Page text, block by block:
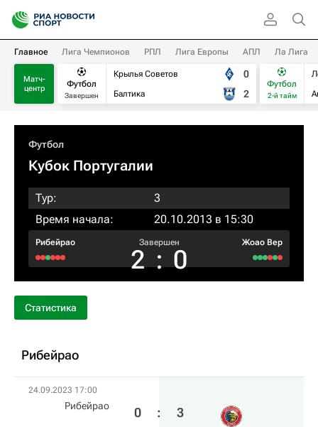
Главное Лига Чемпионов РПЛ Лига Европы АПЛ Ла Лига
Матч-
центр
Футбол
Завершен
Крылья Советов
Балтика
0
2
Футбол
2-й тайм
Футбол
Кубок Португалии
Тур:
3
Время начала:
20.10.2013 в 15:30
Рибейрао Завершен
2 : 0
Жоао Вер
Статистика
Рибейрао
24.09.2023 17:00
Рибейрао 0 : 3